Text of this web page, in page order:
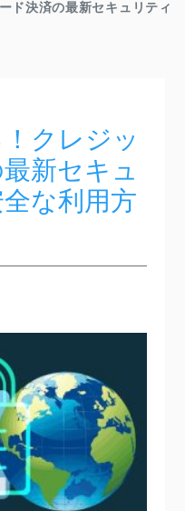
ド決済の最新セキュリティ
クレジッ
新セキュ
な利用方